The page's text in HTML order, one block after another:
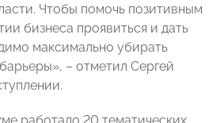
Чтобы помочь позитивным
бизнеса проявиться и дать
максимально убирать
– отметил Сергей